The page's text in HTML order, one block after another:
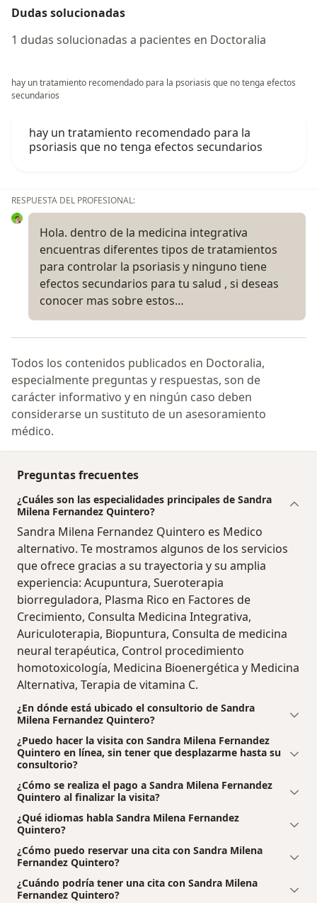
Dudas solucionadas
1 dudas solucionadas a pacientes en Doctoralia
hay un tratamiento recomendado para la psoriasis que no tenga efectos
secundarios
hay un tratamiento recomendado para la
psoriasis que no tenga efectos secundarios
RESPUESTA DEL PROFESIONAL:
Hola. dentro de la medicina integrativa
encuentras diferentes tipos de tratamientos
para controlar la psoriasis y ninguno tiene
efectos secundarios para tu salud , si deseas
conocer mas sobre estos…
Todos los contenidos publicados en Doctoralia,
especialmente preguntas y respuestas, son de
carácter informativo y en ningún caso deben
considerarse un sustituto de un asesoramiento
médico.
Preguntas frecuentes
¿Cuáles son las especialidades principales de Sandra
Milena Fernandez Quintero?
Sandra Milena Fernandez Quintero es Medico
alternativo. Te mostramos algunos de los servicios
que ofrece gracias a su trayectoria y su amplia
experiencia: Acupuntura, Sueroterapia
biorreguladora, Plasma Rico en Factores de
Crecimiento, Consulta Medicina Integrativa,
Auriculoterapia, Biopuntura, Consulta de medicina
neural terapéutica, Control procedimiento
homotoxicología, Medicina Bioenergética y Medicina
Alternativa, Terapia de vitamina C.
¿En dónde está ubicado el consultorio de Sandra
Milena Fernandez Quintero?
¿Puedo hacer la visita con Sandra Milena Fernandez
Quintero en línea, sin tener que desplazarme hasta su
consultorio?
¿Cómo se realiza el pago a Sandra Milena Fernandez
Quintero al finalizar la visita?
¿Qué idiomas habla Sandra Milena Fernandez
Quintero?
¿Cómo puedo reservar una cita con Sandra Milena
Fernandez Quintero?
¿Cuándo podría tener una cita con Sandra Milena
Fernandez Quintero?